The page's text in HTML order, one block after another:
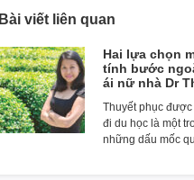
Bài viết liên quan
Hai lựa chọn
tính bước
ái nữ nhà Dr
Thuyết phục
đi du học là một
những dấu mốc